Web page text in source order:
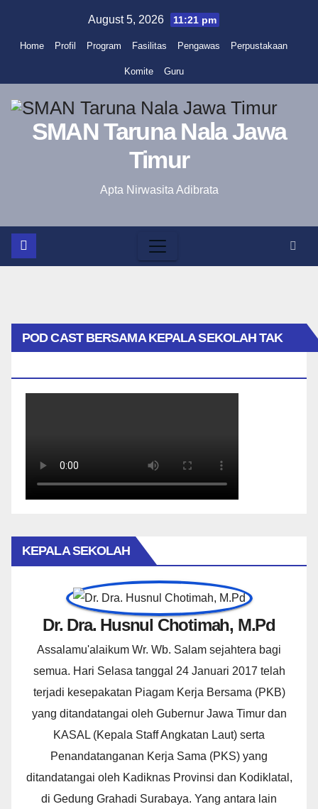
content
August 5, 2026 11:21 pm
Home Profil Program Fasilitas Pengawas Perpustakaan
Komite Guru
SMAN Taruna Nala Jawa
Timur
Apta Nirwasita Adibrata
POD CAST BERSAMA KEPALA SEKOLAH TAK
KEPALA SEKOLAH
Dr. Dra. Husnul Chotimah, M.Pd
Assalamu'alaikum Wr. Wb. Salam sejahtera bagi
semua. Hari Selasa tanggal 24 Januari 2017 telah
terjadi kesepakatan Piagam Kerja Bersama (PKB)
yang ditandatangai oleh Gubernur Jawa Timur dan
KASAL (Kepala Staff Angkatan Laut) serta
Penandatanganan Kerja Sama (PKS) yang
ditandatangai oleh Kadiknas Provinsi dan Kodiklatal,
di Gedung Grahadi Surabaya. Yang antara lain